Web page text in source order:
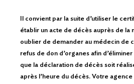
Il convient par la suite d’utiliser le
établir un acte de décès auprès de la
oublier de demander au médecin de
refus de don d’organes afin
que la déclaration de décès soit
après l’heure du décès. Votre